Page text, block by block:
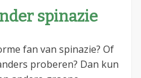
spinazie
fan van spinazie? Of
proberen? Dan kun